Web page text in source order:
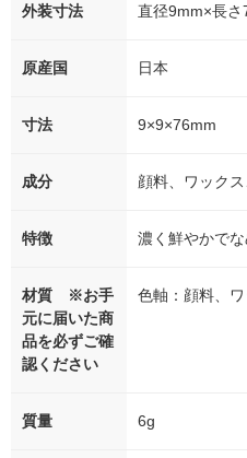
外装寸法 直径9mm×長さ
原産国 日本
寸法 9×9×76mm
成分 顔料、ワック
特徴 濃く鮮やかで
材質 ※お手
元に届いた商
品を必ずご確
認ください
色軸：顔料、
質量 6g